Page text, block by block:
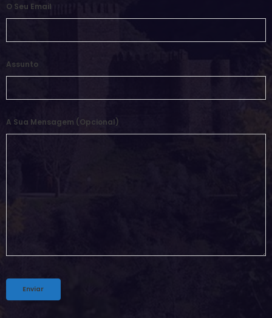
O Seu Email
Assunto
A Sua Mensagem (opcional)